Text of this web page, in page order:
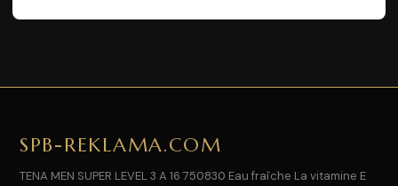
SPB-REKLAMA.COM
TENA MEN SUPER LEVEL 3 A 16 750830 Eau fraîche La vitamine E